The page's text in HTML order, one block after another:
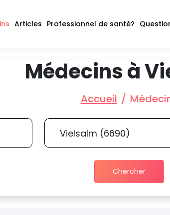
Articles Professionnel de santé?
Médecins à
Accueil
Chercher